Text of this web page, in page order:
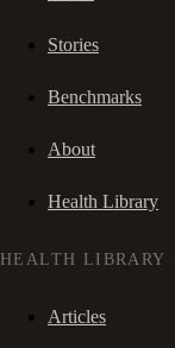
Stories
Benchmarks
About
Health Library
HEALTH LIBRARY
Articles